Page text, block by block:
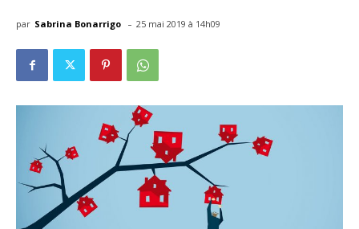
par Sabrina Bonarrigo - 25 mai 2019 à 14h09